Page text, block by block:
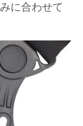
に合わせて